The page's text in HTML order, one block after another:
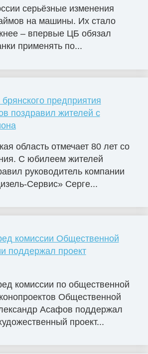
серьёзные изменения
на машины. Их стало
– впервые ЦБ обязал
применять по...
предприятия
поздравил жителей с
область отмечает 80 лет со
С юбилеем жителей
руководитель компании
Сервис» Серге...
комиссии Общественной
поддержал проект
комиссии по общественной
Общественной
Асафов поддержал
проект...